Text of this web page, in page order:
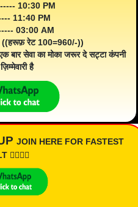
10:30 PM
11:40 PM
03:00 AM
((हरूफ़ रेट 100=960/-))
बार सेवा का मोका जरूर दे सट्टा कंपनी
है
JOIN HERE FOR FASTEST
👇🏾👇🏾